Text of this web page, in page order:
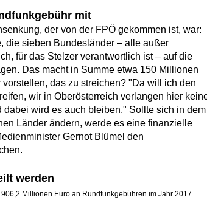
mit
der von der FPÖ gekommen ist, war:
die sieben Bundesländer – alle außer
für das Stelzer verantwortlich ist – auf die
Das macht in Summe etwa 150 Millionen
das zu streichen? "Da will ich den
wir in Oberösterreich verlangen hier
dabei wird es auch bleiben." Sollte sich in dem
Länder ändern, werde es eine finanzielle
Gernot Blümel den
werden